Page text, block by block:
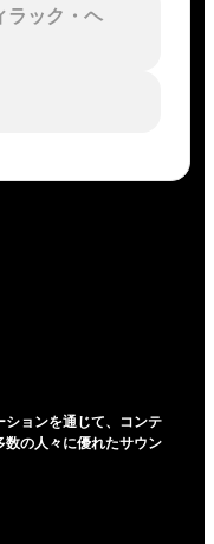
ラック・ヘ
ョンを通じて、コンテ
数の人々に優れたサウン